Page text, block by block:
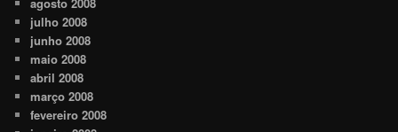
julho 2008
junho 2008
maio 2008
abril 2008
março 2008
fevereiro 2008